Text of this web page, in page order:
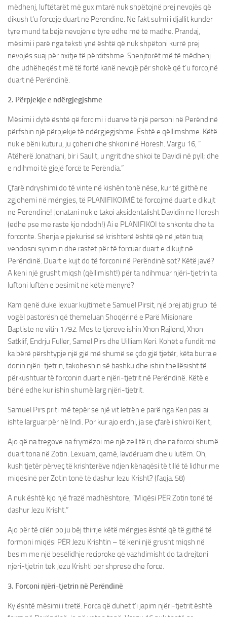
mëdhenj, luftëtarët më guximtarë nuk shpëtojnë prej nevojës që
dikush t’u forcojë duart në Perëndinë. Në fakt sulmi i djallit kundër
tyre mund ta bëjë nevojën e tyre edhe më të madhe. Prandaj,
mësimi i parë nga teksti ynë është që nuk shpëtoni kurrë prej
nevojës suaj për nxitje të përditshme. Shenjtorët më të mëdhenj
dhe udhëheqësit më të fortë kanë nevojë për shokë që t’u forcojnë
duart në Perëndinë.
2. Përpjekje e ndërgjegjshme
Mësimi i dytë është që forcimi i duarve të një personi në Perëndinë
përfshin një përpjekje të ndërgjegjshme. Është e qëllimshme. Këtë
nuk e bëni kuturu, ju çoheni dhe shkoni në Horesh. Vargu 16, “
Atëherë Jonathani, bir i Saulit, u ngrit dhe shkoi te Davidi në pyll; dhe
e ndihmoi të gjejë forcë te Perëndia.”
Çfarë ndryshimi do të vinte në kishën tonë nëse, kur të gjithë ne
zgjohemi në mëngjes, të PLANIFIKOJMË të forcojmë duart e dikujt
në Perëndinë! Jonatani nuk e takoi aksidentalisht Davidin në Horesh
(edhe pse me raste kjo ndodh!) Ai e PLANIFIKOI të shkonte dhe ta
forconte. Shenja e pjekurisë së krishterë është që në jetën tuaj
vendosni synimin dhe rastet për të forcuar duart e dikujt në
Perëndinë. Duart e kujt do të forconi në Perëndinë sot? Këtë javë?
A keni një grusht miqsh (qëllimisht!) për ta ndihmuar njëri-tjetrin ta
luftoni luftën e besimit në këtë mënyrë?
Kam qenë duke lexuar kujtimet e Samuel Pirsit, një prej atij grupi të
vogël pastorësh që themeluan Shoqërinë e Parë Misionare
Baptiste në vitin 1792. Mes të tjerëve ishin Xhon Rajlënd, Xhon
Satklif, Endrju Fuller, Samel Pirs dhe Uilliam Keri. Kohët e fundit më
ka bërë përshtypje një gjë më shumë se çdo gjë tjetër, këta burra e
donin njëri-tjetrin, takoheshin së bashku dhe ishin thellësisht të
përkushtuar të forconin duart e njëri-tjetrit në Perëndinë. Këtë e
bënë edhe kur ishin shumë larg njëri-tjetrit.
Samuel Pirs priti më tepër se një vit letrën e parë nga Keri pasi ai
ishte larguar për në Indi. Por kur ajo erdhi, ja se çfarë i shkroi Kerit,
Ajo që na tregove na frymëzoi me një zell të ri, dhe na forcoi shumë
duart tona në Zotin. Lexuam, qamë, lavdëruam dhe u lutëm. Oh,
kush tjetër përveç të krishterëve ndjen kënaqësi të tillë të lidhur me
miqësinë për Zotin tonë të dashur Jezu Krisht? (faqja. 58)
A nuk është kjo një frazë madhështore, “Miqësi PËR Zotin tonë të
dashur Jezu Krisht.”
Ajo për të cilën po ju bëj thirrje këtë mëngjes është që të gjithë të
formoni miqësi PËR Jezu Krishtin – të keni një grusht miqsh në
besim me një besëlidhje reciproke që vazhdimisht do ta drejtoni
njëri-tjetrin tek Jezu Krishti për shpresë dhe forcë.
3. Forconi njëri-tjetrin në Perëndinë
Ky është mësimi i tretë. Forca që duhet t’i japim njëri-tjetrit është